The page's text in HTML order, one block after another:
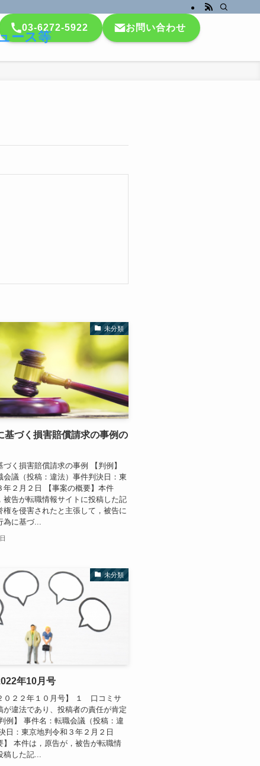
ース等
03-6272-5922 お問い合わせ
未分類
基づく損害賠償請求の事例の
く損害賠償請求の事例 【判例】
会議（投稿：違法）事件判決日：東
年２月２日 【事案の概要】本件
被告が転職情報サイトに投稿した記
権を侵害されたと主張して，被告に
為に基づ...
未分類
年10月号
０２２年１０月号】 １ 口コミサ
が違法であり、投稿者の責任が肯定
例】 事件名：転職会議（投稿：違
日：東京地判令和３年２月２日
】 本件は，原告が，被告が転職情
した記...